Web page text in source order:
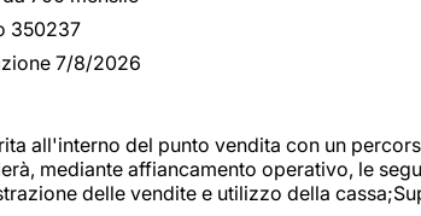
350237
7/8/2026
all'interno del punto vendita con un
mediante affiancamento operativo, le
delle vendite e utilizzo della